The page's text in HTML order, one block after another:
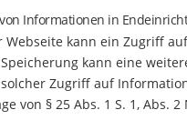
Informationen in
kann ein Zugriff
kann eine
Zugriff auf
von § 25 Abs. 1 S. 1, Abs. 2